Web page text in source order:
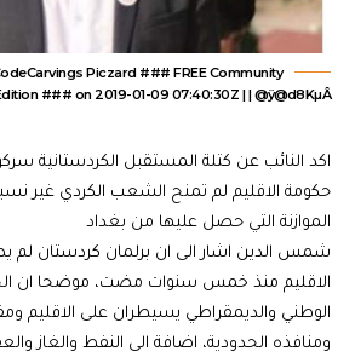
Piczard ### FREE Community
### on 2019-01-09 07:40:30Z | | @ÿ@d8KµÂ
اكد النائب عن كتلة المستقبل الكردستانية
حكومة الاقليم لم تمنح الشعب الكردي غير
الموازنة التي حصل عليها من بغداد
شمس الدين اشار الى ان برلمان كردستان لم
الاقليم منذ خمس سنوات مضت، موضحا ان
الوطني والديمقراطي يسيطران على الاقليم
ومنافذه الحدودية، اضافة الى النفط والغاز